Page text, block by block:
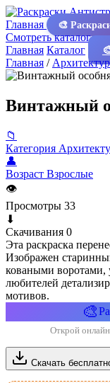
Главная 🎨
Смотреть каталог
Главная Каталог
Главная /
Винтажный
📁
Категория
👤
Возраст Взрослые
👁
Просмотры 33
⬇
Скачивания 0
Эта раскраска
Изображен
коваными воротами,
любителей
мотивов.
🎨
Открой
Скачать